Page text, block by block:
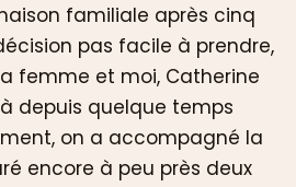
familiale après cinq
pas facile à prendre,
femme et moi, Catherine
depuis quelque temps
on a accompagné la
encore à peu près deux